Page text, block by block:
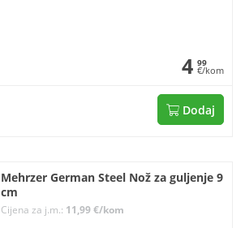
4 99
€/kom
Dodaj
Mehrzer German Steel Nož za guljenje 9
cm
Cijena za j.m.: 11,99 €/kom